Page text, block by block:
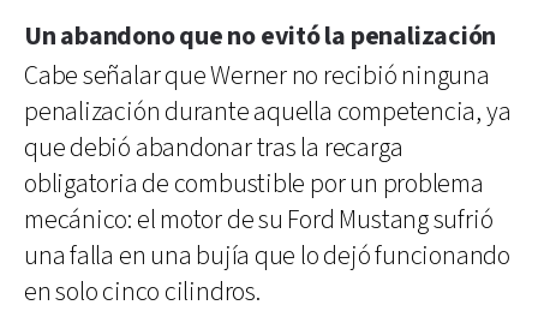
Un abandono que no evitó la penalización
Cabe señalar que Werner no recibió ninguna
penalización durante aquella competencia, ya
que debió abandonar tras la recarga
obligatoria de combustible por un problema
mecánico: el motor de su Ford Mustang sufrió
una falla en una bujía que lo dejó funcionando
en solo cinco cilindros.